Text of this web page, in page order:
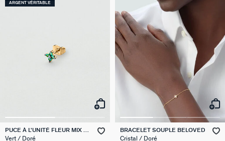
ARGENT VÉRITABLE
PUCE À L'UNITÉ FLEUR MIX &
MATCH
Vert / Doré
BRACELET SOUPLE BELOVED
Cristal / Doré